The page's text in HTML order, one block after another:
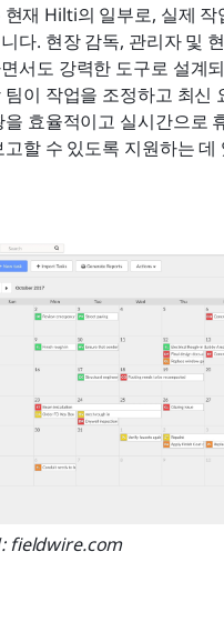
재 Hilti의 일부로, 실제 작
다. 현장 감독, 관리자 및
서도 강력한 도구로 설계
팀이 작업을 조정하고 최신
을 효율적이고 실시간으로
고할 수 있도록 지원하는 데
: fieldwire.com